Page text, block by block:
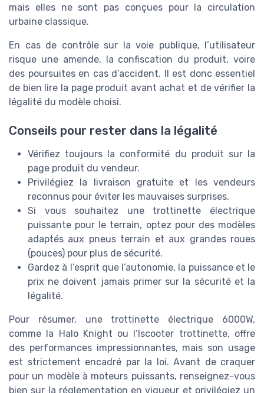
mais elles ne sont pas conçues pour la circulation
urbaine classique.
En cas de contrôle sur la voie publique, l’utilisateur
risque une amende, la confiscation du produit, voire
des poursuites en cas d’accident. Il est donc essentiel
de bien lire la page produit avant achat et de vérifier la
légalité du modèle choisi.
Conseils pour rester dans la légalité
Vérifiez toujours la conformité du produit sur la
page produit du vendeur.
Privilégiez la livraison gratuite et les vendeurs
reconnus pour éviter les mauvaises surprises.
Si vous souhaitez une trottinette électrique
puissante pour le terrain, optez pour des modèles
adaptés aux pneus terrain et aux grandes roues
(pouces) pour plus de sécurité.
Gardez à l’esprit que l’autonomie, la puissance et le
prix ne doivent jamais primer sur la sécurité et la
légalité.
Pour résumer, une trottinette électrique 6000W,
comme la Halo Knight ou l’Iscooter trottinette, offre
des performances impressionnantes, mais son usage
est strictement encadré par la loi. Avant de craquer
pour un modèle à moteurs puissants, renseignez-vous
bien sur la réglementation en vigueur et privilégiez un